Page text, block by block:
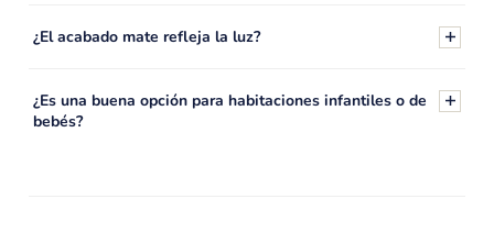
¿El acabado mate refleja la luz?
¿Es una buena opción para habitaciones infantiles o de
bebés?